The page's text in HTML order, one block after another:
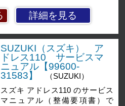
詳細を見る
SUZUKI（スズキ） ア
ドレス110 サービスマ
ニュアル【99600-
31583】
（SUZUKI）
スズキ アドレス110 のサービス
マニュアル（整備要項書）で